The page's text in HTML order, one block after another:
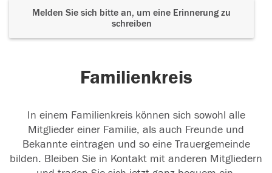
Melden Sie sich bitte an, um eine Erinnerung zu
schreiben
Familienkreis
In einem Familienkreis können sich sowohl alle
Mitglieder einer Familie, als auch Freunde und
Bekannte eintragen und so eine Trauergemeinde
bilden. Bleiben Sie in Kontakt mit anderen Mitgliedern